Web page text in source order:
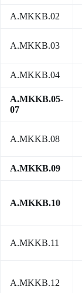
A.MKKB.02
A.MKKB.03
A.MKKB.04
A.MKKB.05-
07
A.MKKB.08
A.MKKB.09
A.MKKB.10
A.MKKB.11
A.MKKB.12